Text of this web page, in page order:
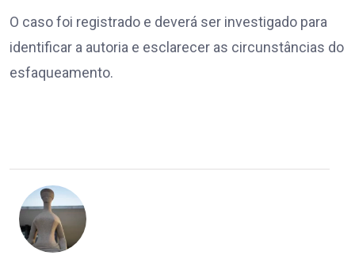
O caso foi registrado e deverá ser investigado para
identificar a autoria e esclarecer as circunstâncias do
esfaqueamento.